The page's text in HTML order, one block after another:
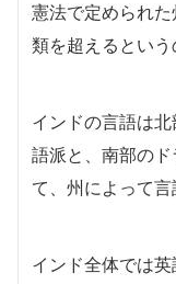
憲法で定められ
類を超えるという
インドの言語は
語派と、南部の
て、州によって言
インド全体では